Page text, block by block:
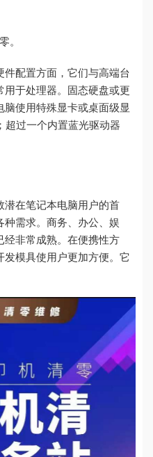
。
配置方面，它们与高端台
于处理器。固态硬盘或更
使用特殊显卡或桌面级显
超过一个内置蓝光驱动器
潜在笔记本电脑用户的首
需求。商务、办公、娱
经非常成熟。在便携性方
模具使用户更加方便。它